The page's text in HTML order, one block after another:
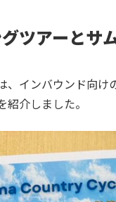
ツアーとサ
、インバウンド向け
介しました。